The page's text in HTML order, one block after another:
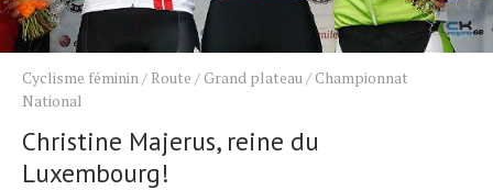
Cyclisme féminin / Route / Grand plateau / Championnat
National
Christine Majerus, reine du
Luxembourg!